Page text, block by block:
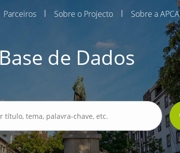
Parceiros | Sobre o Projecto | Sobre a APCA
Base de Dados